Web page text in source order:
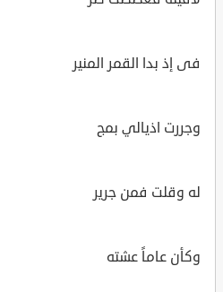
فى إذ بدا القمر المنير
وجررت اذيالي بمج
له وقلت فمن جرير
وكأن عاماً عشته